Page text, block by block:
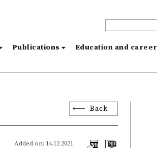
Publications Education and career
Back
Added on: 14.12.2021